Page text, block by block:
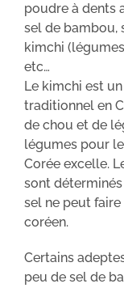
poudre à dents
sel de bambou,
kimchi
etc…
Le kimchi est
traditionnel en
de chou et de
légumes pour
Corée excelle.
sont
sel ne peut
coréen.
Certains
peu de sel de